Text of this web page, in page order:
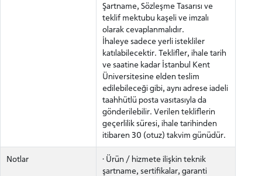
ADAY ÖĞRENCİ
Şartname, Sözleşme Tasarısı ve
teklif mektubu kaşeli ve imzalı
olarak cevaplanmalıdır.
İhaleye sadece yerli istekliler
katılabilecektir. Teklifler, ihale tarih
ve saatine kadar İstanbul Kent
Üniversitesine elden teslim
edilebileceği gibi, aynı adrese iadeli
taahhütlü posta vasıtasıyla da
gönderilebilir. Verilen tekliflerin
geçerlilik süresi, ihale tarihinden
itibaren 30 (otuz) takvim günüdür.
Notlar
· Ürün / hizmete ilişkin teknik
şartname, sertifikalar, garanti